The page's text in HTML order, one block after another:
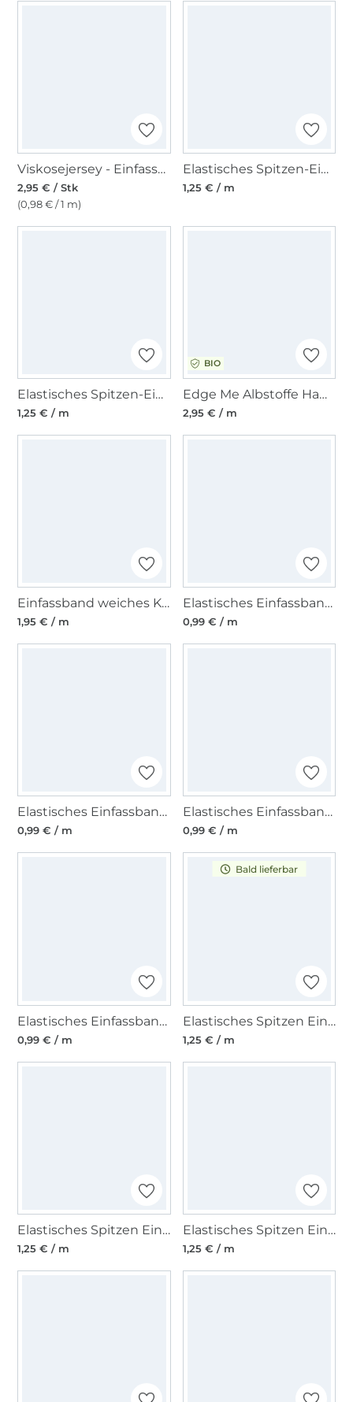
Viskosejersey - Einfassband 3m, anthrazit
2,95 € / Stk
(0,98 € / 1 m)
Elastisches Spitzen-Einfassband mit Stickerei rostorange 12 mm
1,25 € / m
Elastisches Spitzen-Einfassband mit Stickerei altgrün 12 mm
1,25 € / m
BIO
Edge Me Albstoffe Hamburger Liebe Einfassband, wollweiss
2,95 € / m
Einfassband weiches Kunstleder, rostbraun
1,95 € / m
Elastisches Einfassband matt, neongrün
0,99 € / m
Elastisches Einfassband matt, taupe
0,99 € / m
Elastisches Einfassband matt, camel
0,99 € / m
Elastisches Einfassband matt, grün
0,99 € / m
Bald lieferbar
Elastisches Spitzen Einfassband mit Stickerei, sand 12 mm
1,25 € / m
Elastisches Spitzen Einfassband mit Stickerei, limette 12 mm
1,25 € / m
Elastisches Spitzen Einfassband mit Stickerei, orange 12 mm
1,25 € / m